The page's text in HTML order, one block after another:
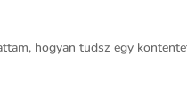
hogyan tudsz egy